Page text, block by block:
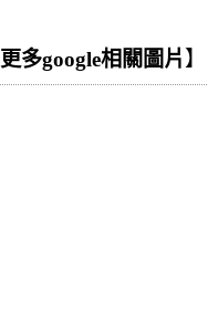
更多google相關圖片 】